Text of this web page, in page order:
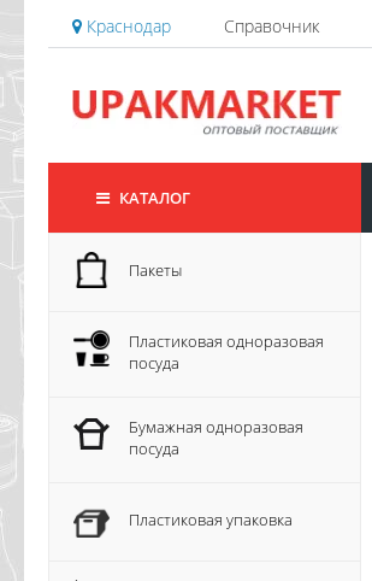
Краснодар Справочник
КАТАЛОГ
Пакеты
Пластиковая одноразовая
посуда
Бумажная одноразовая
посуда
Пластиковая упаковка